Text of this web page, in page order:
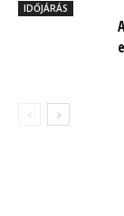
IDŐJÁRÁS